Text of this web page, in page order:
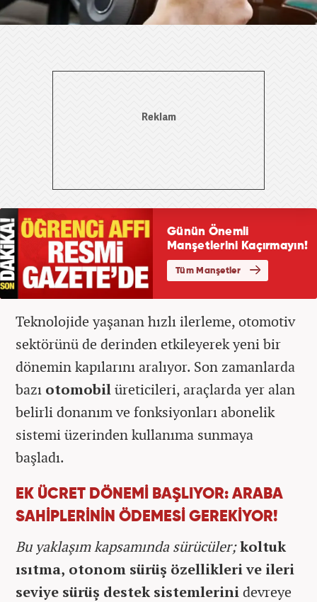
Teknolojide yaşanan hızlı ilerleme, otomotiv
sektörünü de derinden etkileyerek yeni bir
dönemin kapılarını aralıyor. Son zamanlarda
bazı otomobilüreticileri, araçlarda yer alan
belirli donanım ve fonksiyonları abonelik
sistemi üzerinden kullanıma sunmaya
başladı.
EK ÜCRET DÖNEMİ BAŞLIYOR: ARABA
SAHİPLERİNİN ÖDEMESİ GEREKİYOR!
Bu yaklaşım kapsamında sürücüler;koltuk
ısıtma, otonom sürüş özellikleri ve ileri
seviye sürüş destek sistemlerinidevreye